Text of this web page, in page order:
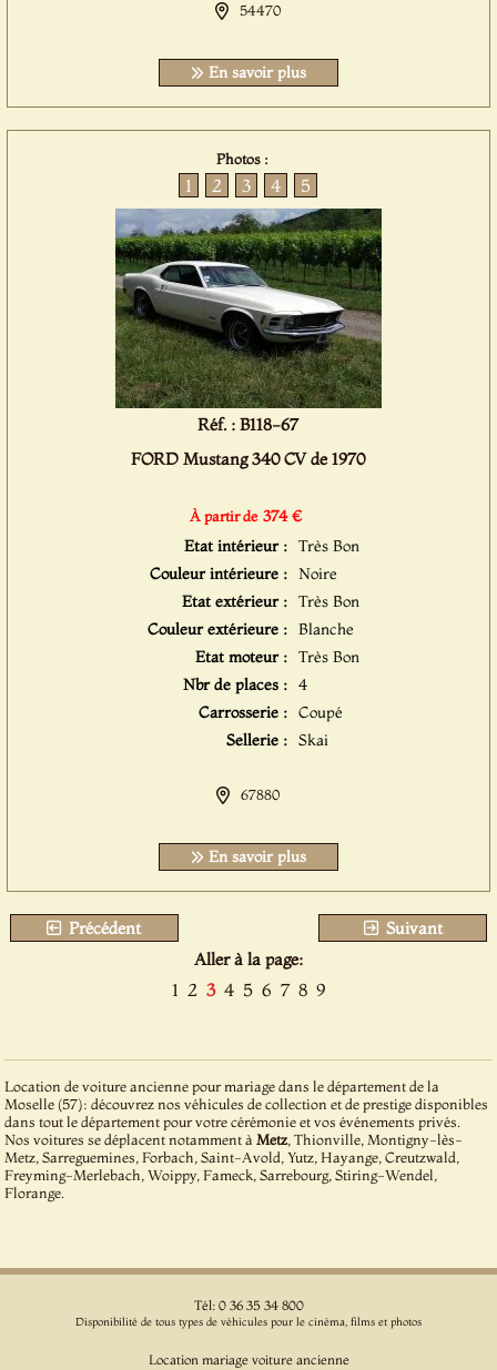
54470
En savoir plus
Photos :
1 2 3 4 5
Réf. : B118-67
FORD Mustang 340 CV de 1970
À partir de 374 €
Etat intérieur : Très Bon
Couleur intérieure : Noire
Etat extérieur : Très Bon
Couleur extérieure : Blanche
Etat moteur : Très Bon
Nbr de places : 4
Carrosserie : Coupé
Sellerie : Skai
67880
En savoir plus
Précédent
Suivant
Aller à la page:
1 2 3 4 5 6 7 8 9
Location de voiture ancienne pour mariage dans le département de la
Moselle (57): découvrez nos véhicules de collection et de prestige disponibles
dans tout le département pour votre cérémonie et vos événements privés.
Nos voitures se déplacent notamment à Metz , Thionville, Montigny-lès-
Metz, Sarreguemines, Forbach, Saint-Avold, Yutz, Hayange, Creutzwald,
Freyming-Merlebach, Woippy, Fameck, Sarrebourg, Stiring-Wendel,
Florange.
Tél: 0 36 35 34 800
Disponibilité de tous types de véhicules pour le cinéma, films et photos
Location mariage voiture ancienne